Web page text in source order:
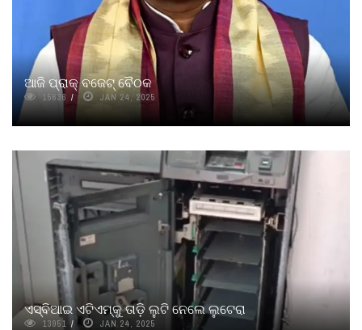
ଆଜି ପ୍ରାକ୍ ବଜେଟ୍ ବୈଠକ
15636 JAN 24, 2025
ଏସ୍‌ବିଆଇ ଏଟିଏମ୍‌କୁ ତାଡ଼ି ଲୁଟି ନେଲେ ଲୁଟେରା
13951 JAN 24, 2025